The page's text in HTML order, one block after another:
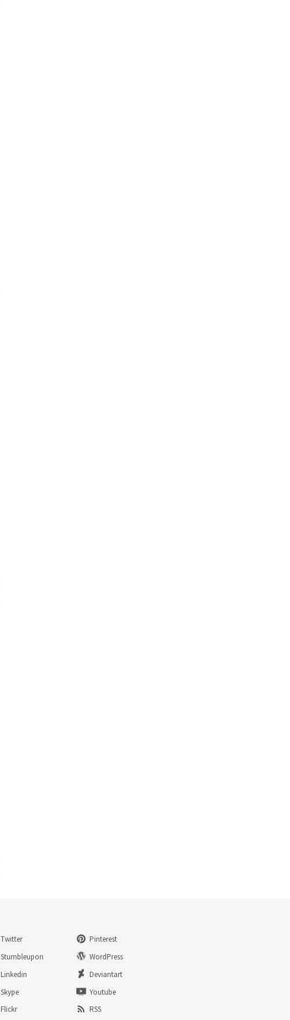
Twitter
Pinterest
Stumbleupon
WordPress
Linkedin
Deviantart
Skype
Youtube
Flickr RSS